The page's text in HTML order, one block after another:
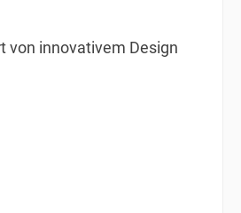
von innovativem Design